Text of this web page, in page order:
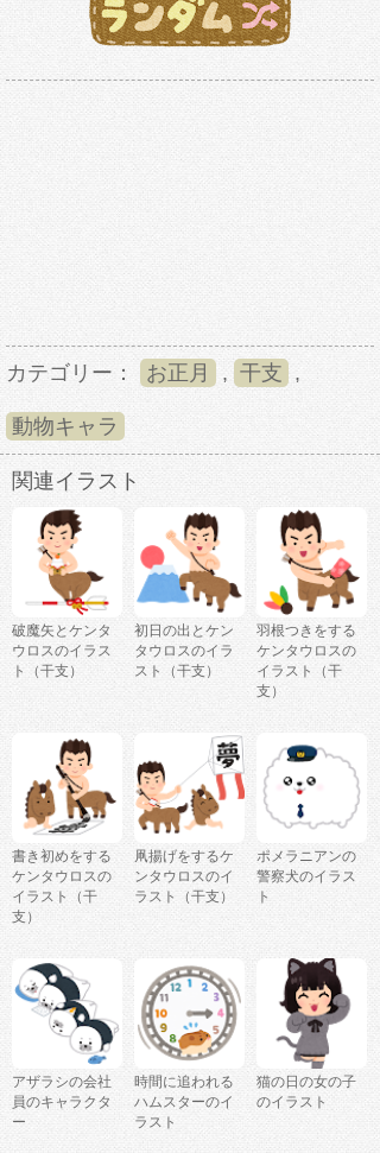
カテゴリー： お正月 , 干支 ,
動物キャラ
関連イラスト
破魔矢とケンタ
ウロスのイラス
ト（干支）
初日の出とケン
タウロスのイラ
スト（干支）
羽根つきをする
ケンタウロスの
イラスト（干
支）
書き初めをする
ケンタウロスの
イラスト（干
支）
凧揚げをするケ
ンタウロスのイ
ラスト（干支）
ポメラニアンの
警察犬のイラス
ト
アザラシの会社
員のキャラクタ
ー
時間に追われる
ハムスターのイ
ラスト
猫の日の女の子
のイラスト